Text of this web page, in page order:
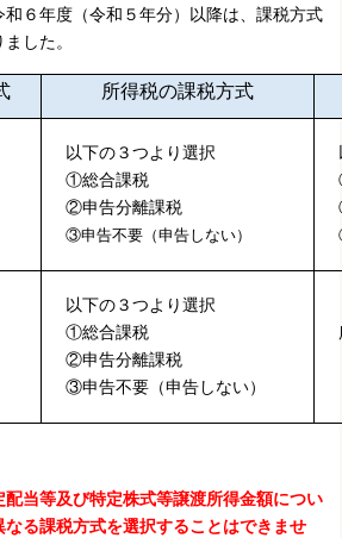
和６年度（令和５年分）以降は、課税方式
した。
所得税の課税方式
以下の３つより選択
①総合課税
②申告分離課税
③申告不要（申告しない）
以下の３つより選択
①総合課税
②申告分離課税
③申告不要（申告しない）
当等及び特定株式等譲渡所得金額につい
る課税方式を選択することはできませ